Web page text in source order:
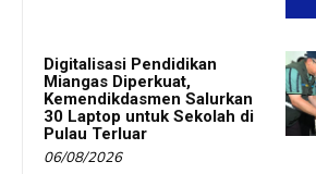
Digitalisasi Pendidikan
Miangas Diperkuat,
Kemendikdasmen Salurkan
30 Laptop untuk Sekolah di
Pulau Terluar
06/08/2026